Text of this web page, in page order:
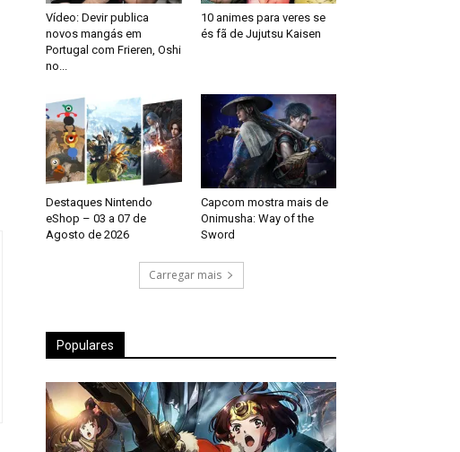
Vídeo: Devir publica
novos mangás em
Portugal com Frieren, Oshi
no...
10 animes para veres se
és fã de Jujutsu Kaisen
Destaques Nintendo
eShop – 03 a 07 de
Agosto de 2026
Capcom mostra mais de
Onimusha: Way of the
Sword
Carregar mais
Populares